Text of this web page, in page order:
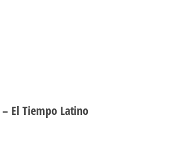
El Tiempo Latino